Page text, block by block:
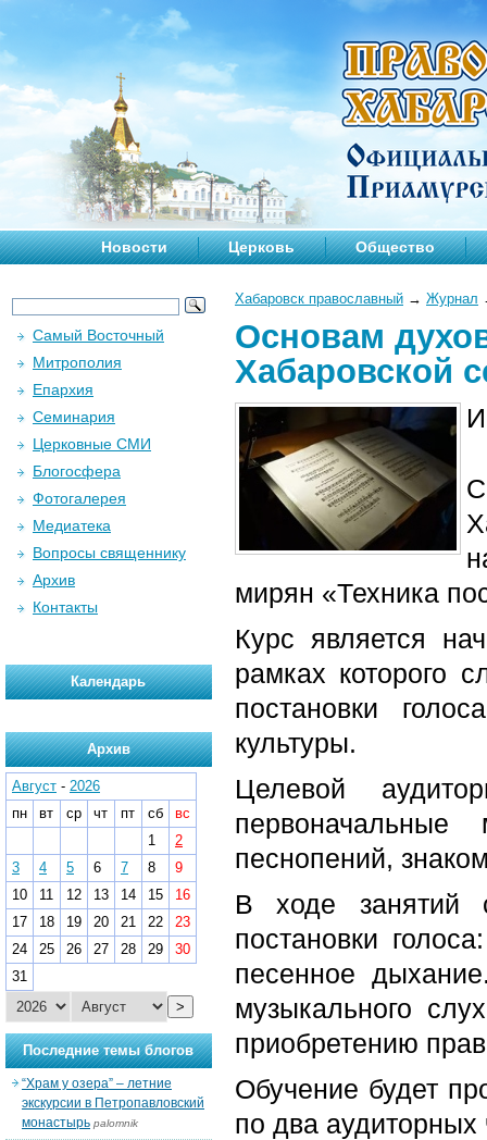
Новости Церковь Общество
Хабаровск православный → Журнал
Основам
Хабаровской
мирян «Техника
Курс является
рамках которого
постановки
культуры.
Целевой
песнопений,
В ходе занятий
постановки
песенное
музыкального
приобретению
Обучение будет
по два аудиторных
Самый Восточный
Митрополия
Епархия
Семинария
Церковные СМИ
Блогосфера
Фотогалерея
Медиатека
Вопросы священнику
Архив
Контакты
Календарь
Архив
Август - 2026
пн
вт ср чт пт сб
вс
1
2
3
4 5 6 7 8
9
10
11 12 13 14 15
16
17
18 19 20 21 22
23
24
25 26 27 28 29
30
31
>
Последние темы блогов
“Храм у озера” – летние
экскурсии в Петропавловский
монастырь palomnik